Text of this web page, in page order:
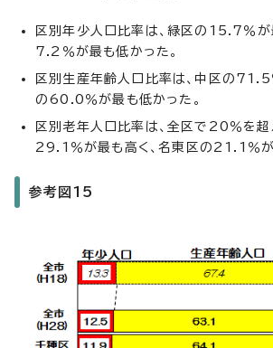
区別年少人口比率は、緑区の15.7％が
7.2％が最も低かった。
区別生産年齢人口比率は、中区の71.5
の60.0％が最も低かった。
区別老年人口比率は、全区で20％を超
29.1％が最も高く、名東区の21.1％が
参考図15